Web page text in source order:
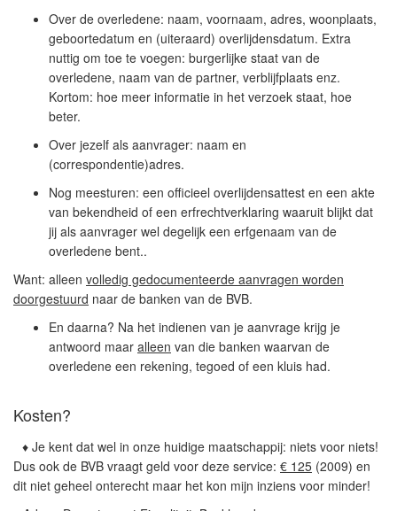
Over de overledene: naam, voornaam, adres, woonplaats,
geboortedatum en (uiteraard) overlijdensdatum. Extra
nuttig om toe te voegen: burgerlijke staat van de
overledene, naam van de partner, verblijfplaats enz.
Kortom: hoe meer informatie in het verzoek staat, hoe
beter.
Over jezelf als aanvrager: naam en
(correspondentie)adres.
Nog meesturen: een officieel overlijdensattest en een akte
van bekendheid of een erfrechtverklaring waaruit blijkt dat
jij als aanvrager wel degelijk een erfgenaam van de
overledene bent..
Want: alleen volledig gedocumenteerde aanvragen worden
doorgestuurd naar de banken van de BVB.
En daarna? Na het indienen van je aanvrage krijg je
antwoord maar alleen van die banken waarvan de
overledene een rekening, tegoed of een kluis had.
Kosten?
♦ Je kent dat wel in onze huidige maatschappij: niets voor niets!
Dus ook de BVB vraagt geld voor deze service: € 125 (2009) en
dit niet geheel onterecht maar het kon mijn inziens voor minder!